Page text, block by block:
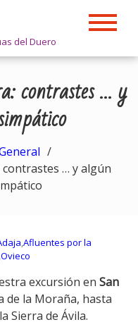
del Duero
contrastes … y
contrastes … y algún
,Afluentes por la
,Ovieco
excursión en San
de la Moraña, hasta
Sierra de Ávila.